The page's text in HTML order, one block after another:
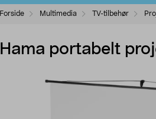
Forside Multimedia TV-tilbehør
Hama portabelt